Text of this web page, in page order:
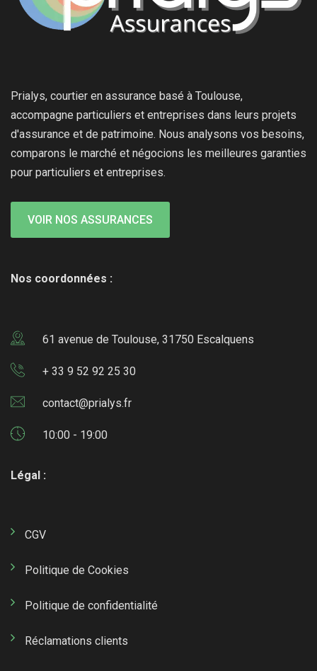
Prialys, courtier en assurance basé à Toulouse,
accompagne particuliers et entreprises dans leurs projets
d'assurance et de patrimoine. Nous analysons vos besoins,
comparons le marché et négocions les meilleures garanties
pour particuliers et entreprises.
VOIR NOS ASSURANCES
Nos coordonnées :
61 avenue de Toulouse, 31750 Escalquens
+ 33 9 52 92 25 30
contact@prialys.fr
10:00 - 19:00
Légal :
CGV
Politique de Cookies
Politique de confidentialité
Réclamations clients